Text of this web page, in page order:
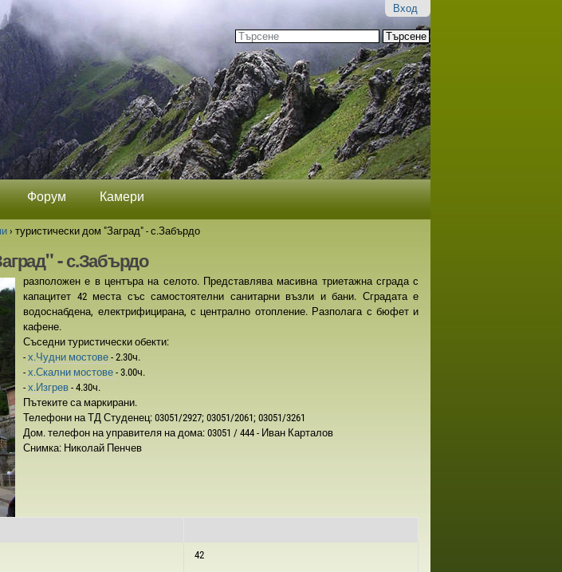
Вход
Търсене
Разширено
търсене...
Форум Камери
›туристически дом "Заград" - с.Забърдо
- с.Забърдо
разположен е в центъра на селото. Представлява масивна триетажна сграда с
капацитет 42 места със самостоятелни санитарни възли и бани. Сградата е
водоснабдена, електрифицирана, с централно отопление. Разполага с бюфет и
кафене.
Съседни туристически обекти:
-х.Чудни мостове- 2.30ч.
-х.Скални мостове- 3.00ч.
-х.Изгрев- 4.30ч.
Пътеките са маркирани.
Телефони на ТД Студенец: 03051/2927; 03051/2061; 03051/3261
Дом. телефон на управителя на дома: 03051 / 444 - Иван Карталов
Снимка: Николай Пенчев
42